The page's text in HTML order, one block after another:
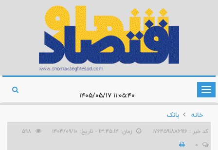
تغییر
وضعیت
ناوبری
خانه
بانک
کد خبر : 1764591886916 زمان: ۱۳:۴۵:۱۴ - تاریخ: ۱۴۰۴/۰۹/۱۰
0